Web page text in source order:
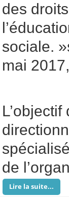
des
sociale.
mai
de
Lire la suite...